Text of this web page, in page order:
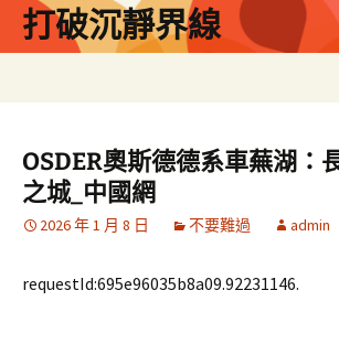
打破沉靜界線
OSDER奧斯德德系車蕪湖：
之城_中國網
2026 年 1 月 8 日 不要難過 admin
requestId:695e96035b8a09.92231146.